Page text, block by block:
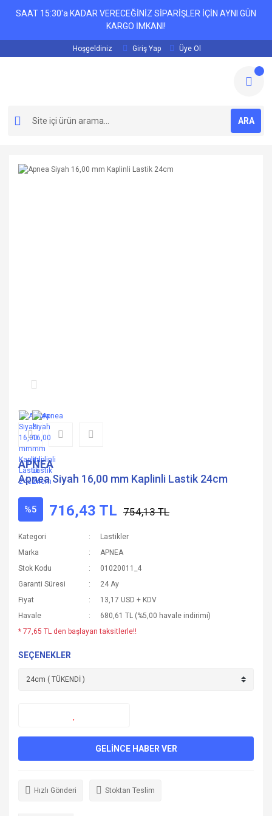
SAAT 15:30'a KADAR VERECEĞİNİZ SİPARİŞLER İÇİN AYNI GÜN
KARGO İMKANI!
Hoşgeldiniz Giriş Yap Üye Ol
ARA
APNEA
Apnea Siyah 16,00 mm Kaplinli Lastik 24cm
%5 716,43 TL 754,13 TL
Kategori
Lastikler
Marka
APNEA
Stok Kodu
01020011_4
Garanti Süresi
24 Ay
Fiyat
13,17 USD + KDV
Havale
680,61 TL (%5,00 havale indirimi)
* 77,65 TL den başlayan taksitlerle!!
SEÇENEKLER
GELİNCE HABER VER
Hızlı Gönderi Stoktan Teslim